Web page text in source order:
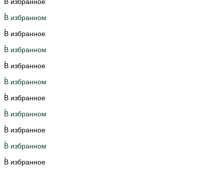
В избранном
В избранное
В избранном
В избранное
В избранном
В избранное
В избранном
В избранное
В избранном
В избранное